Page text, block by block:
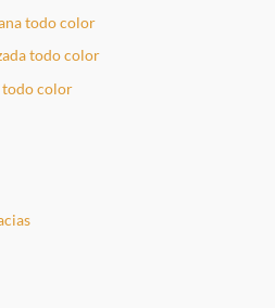
todo color
todo color
todo color